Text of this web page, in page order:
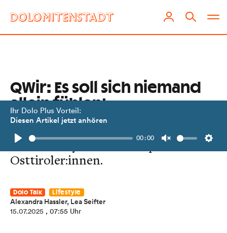
Ihr Dolo Plus Vorteil:
Diesen Artikel jetzt anhören
Play
00:00
Unmute
QWir: Es soll sich niemand
allein fühlen!
Sabrina und Kathrin veranstalten
Community-Treffen für queere
Osttiroler:innen.
Dolo Talk Lifestyle
Alexandra Hassler, Lea Seifter
15.07.2025 , 07:55 Uhr